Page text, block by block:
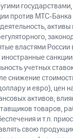
против МТС-Банка
активы
властями России
учетных
снижение
и евро), цен
активов;
товаров,
и т.п.
свою